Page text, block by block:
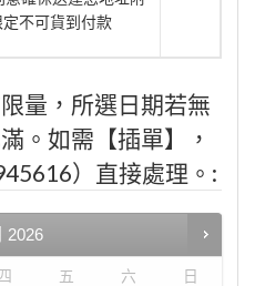
不可貨到付款
量，所選日期若無
。如需【插單】，
）直接處理。:
2026
四 五 六 日